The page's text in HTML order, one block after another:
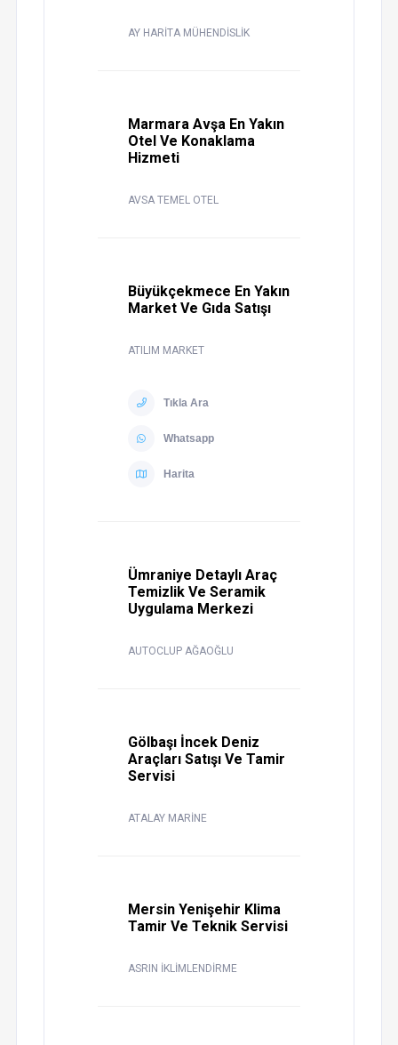
AY HARİTA MÜHENDİSLİK
Marmara Avşa En Yakın
Otel Ve Konaklama
Hizmeti
AVSA TEMEL OTEL
Büyükçekmece En Yakın
Market Ve Gıda Satışı
ATILIM MARKET
Tıkla Ara
Whatsapp
Harita
Ümraniye Detaylı Araç
Temizlik Ve Seramik
Uygulama Merkezi
AUTOCLUP AĞAOĞLU
Gölbaşı İncek Deniz
Araçları Satışı Ve Tamir
Servisi
ATALAY MARİNE
Mersin Yenişehir Klima
Tamir Ve Teknik Servisi
ASRIN İKLİMLENDİRME